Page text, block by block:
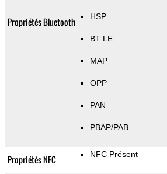
Propriétés Bluetooth HSP
BT LE
MAP
OPP
PAN
PBAP/PAB
Propriétés NFC NFC Présent